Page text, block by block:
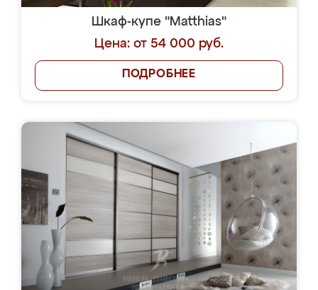
Шкаф-купе "Matthias"
Цена: от 54 000 руб.
ПОДРОБНЕЕ